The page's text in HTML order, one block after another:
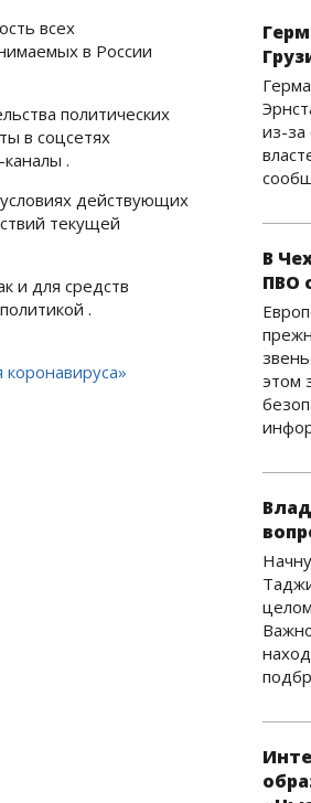
всех
в России
политических
в соцсетях
.
действующих
текущей
и для средств
.
из-за
В
ПВО
этом